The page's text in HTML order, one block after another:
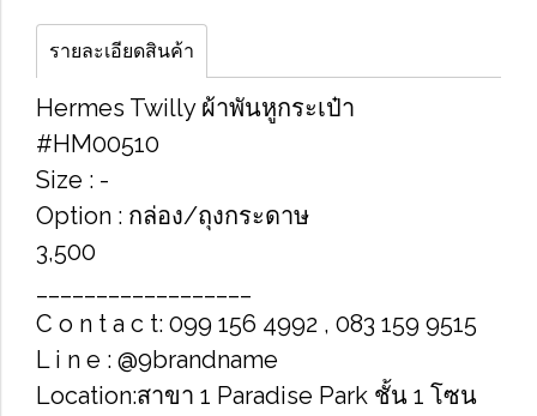
รายละเอียดสินค้า
Hermes Twilly ผ้าพันหูกระเป๋า
#HM00510
Size : -
Option : กล่อง/ถุงกระดาษ
3,500
C o n t a c t: 099 156 4992 , 083 159 9515
L i n e : @9brandname
Location:สาขา 1 Paradise Park ชั้น 1 โซน